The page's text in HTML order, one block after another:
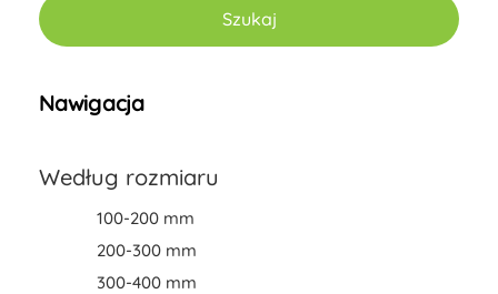
Szukaj
Nawigacja
Według rozmiaru
100-200 mm
200-300 mm
300-400 mm